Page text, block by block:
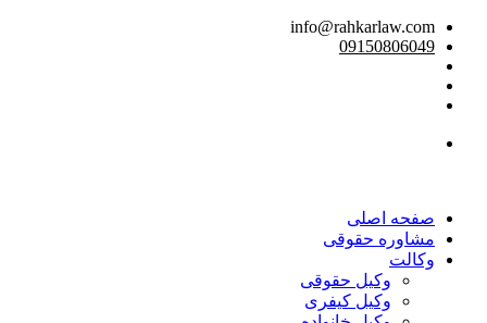
info@rahkarlaw.com
09150806049
صفحه اصلی
مشاوره حقوقی
وکالت
وکیل حقوقی
وکیل کیفری